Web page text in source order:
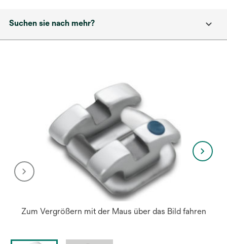
Suchen sie nach mehr?
Zum Vergrößern mit der Maus über das Bild fahren